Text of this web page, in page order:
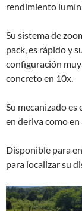
rendimiento
Su sistema de
pack, es rápido y
configuración
concreto en 10x.
Su mecanizado
en deriva como
Disponible para
para localizar su